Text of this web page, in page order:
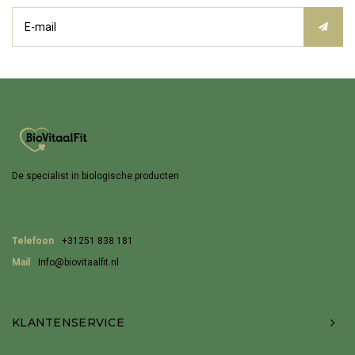
De specialist in biologische producten
Telefoon
+31251 838 181
Mail
Info@biovitaalfit.nl
KLANTENSERVICE